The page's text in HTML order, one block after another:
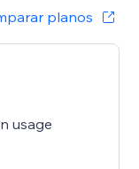
planos
usage